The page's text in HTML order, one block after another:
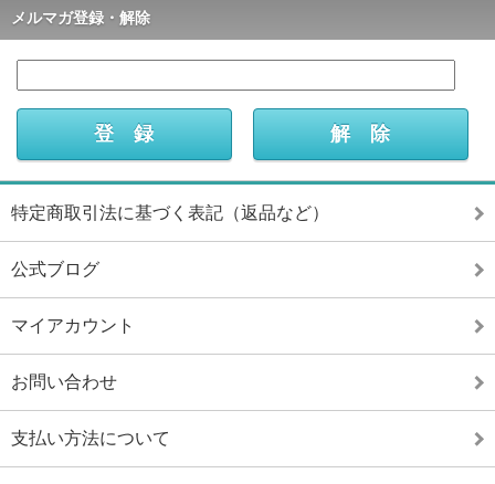
メルマガ登録・解除
特定商取引法に基づく表記（返品など）
公式ブログ
マイアカウント
お問い合わせ
支払い方法について